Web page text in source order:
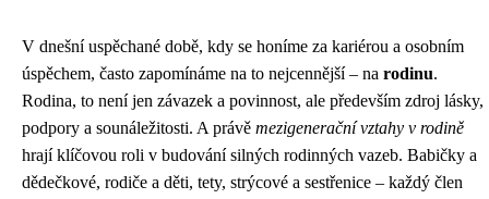
V dnešní uspěchané době, kdy se honíme za kariérou a osobním
úspěchem, často zapomínáme na to nejcennější – na rodinu.
Rodina, to není jen závazek a povinnost, ale především zdroj lásky,
podpory a sounáležitosti. A právě mezigenerační vztahy v rodině
hrají klíčovou roli v budování silných rodinných vazeb. Babičky a
dědečkové, rodiče a děti, tety, strýcové a sestřenice – každý člen